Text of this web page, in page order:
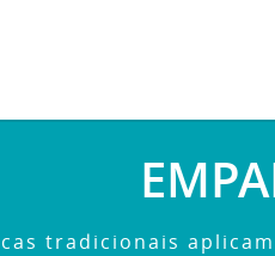
tradicionais